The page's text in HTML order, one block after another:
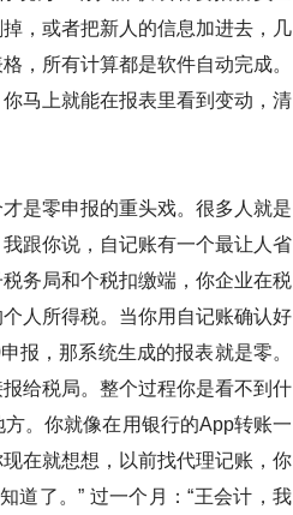
，或者把新人的信息加进去，几
，所有计算都是软件自动完成。
马上就能在报表里看到变动，清
是零申报的重头戏。很多人就是
跟你说，自记账有一个最让人省
务局和个税扣缴端，你企业在税
人所得税。当你用自记账确认好
报，那系统生成的报表就是零。
给税局。整个过程你是看不到什
。你就像在用银行的App转账一
在就想想，以前找代理记账，你
道了。” 过一个月：“王会计，我